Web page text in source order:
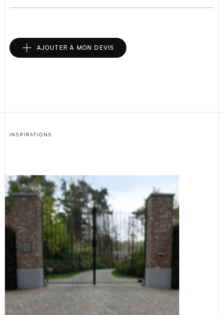
AJOUTER À MON DEVIS
INSPIRATIONS